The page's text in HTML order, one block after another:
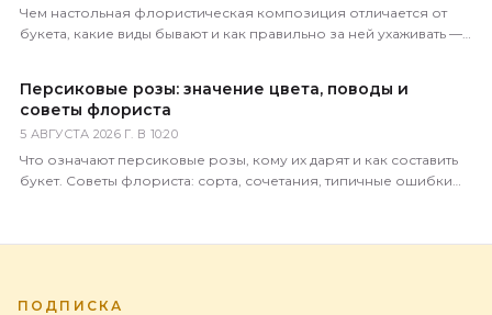
Чем настольная флористическая композиция отличается от
букета, какие виды бывают и как правильно за ней ухаживать —
Персиковые розы: значение цвета, поводы и
советы флориста
5 АВГУСТА 2026 Г. В 10:20
Что означают персиковые розы, кому их дарят и как составить
букет. Советы флориста: сорта, сочетания, типичные ошибки
ПОДПИСКА